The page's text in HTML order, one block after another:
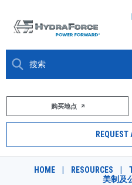
大约关于
市场
购买地点
REQUEST
HOME RESOURCES
美制及